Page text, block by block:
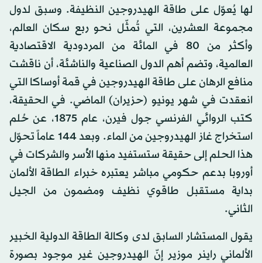
لها يُعوّل على طاقة الهيدروجين النظيفة. وسبق لدول
مجموعة العشرين، التي تُمثّل نحو ربع سكان العالم،
وأكثر من 80 في المائة من المردودية الاقتصادية
العالمية، وتضم أهم الدول الصناعية والناشئة، أن ناقشت
منافع الرهان على طاقة الهيدروجين في قمة أوساكا التي
انعقدت في شهر يونيو (حزيران) الماضي. في الحقيقة،
كتب الروائي الفرنسي جول فيرن، عام 1875، عن حُلم
استخراج غاز الهيدروجين من الماء. وبعد 144 عاماً تحوّل
هذا الحلم إلى حقيقة ستستفيد منها الأُسر والشركات في
أوروبا بدعم حكومي مباشر يعتبره خبراء الطاقة الألمان
بداية مستقبل طاقوي نظيف ومضمون من الجيل
الثاني.
يقول المستشار السابق لدى وكالة الطاقة الدولية الخبير
الألماني راينر موزير إنّ الهيدروجين غير موجود بصورة